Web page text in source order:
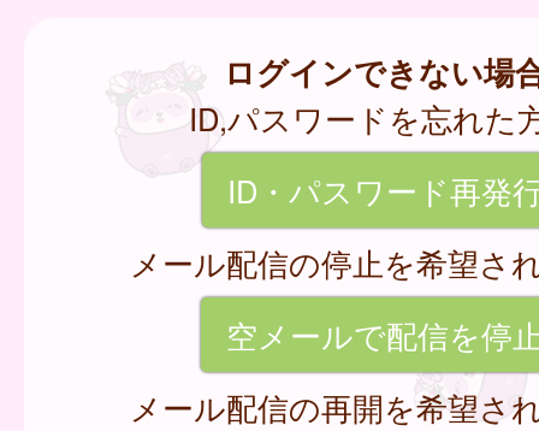
ログインできない場
ID,パスワードを忘れた
ID・パスワード再発
メール配信の停止を希望さ
空メールで配信を停
メール配信の再開を希望さ